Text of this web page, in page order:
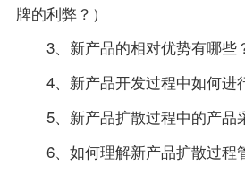
牌的利弊？）
3、新产品的相对优势有哪些
4、新产品开发过程中如何进
5、新产品扩散过程中的产品
6、如何理解新产品扩散过程